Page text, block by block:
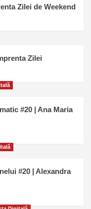
Zilei de Weekend
Zilei
#20 | Ana Maria
#20 | Alexandra